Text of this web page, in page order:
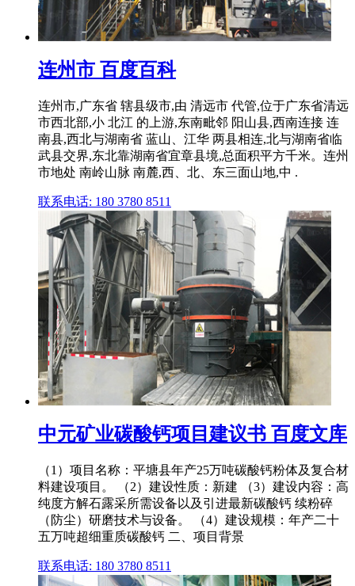
连州市 百度百科
连州市,广东省 辖县级市,由 清远市 代管,位于广东省清远
市西北部,小 北江 的上游,东南毗邻 阳山县,西南连接 连
南县,西北与湖南省 蓝山、江华 两县相连,北与湖南省临
武县交界,东北靠湖南省宜章县境,总面积平方千米。连州
市地处 南岭山脉 南麓,西、北、东三面山地,中 .
联系电话: 180 3780 8511
中元矿业碳酸钙项目建议书 百度文库
（1）项目名称：平塘县年产25万吨碳酸钙粉体及复合材
料建设项目。 （2）建设性质：新建 （3）建设内容：高
纯度方解石露采所需设备以及引进最新碳酸钙 续粉碎
（防尘）研磨技术与设备。 （4）建设规模：年产二十
五万吨超细重质碳酸钙 二、项目背景
联系电话: 180 3780 8511